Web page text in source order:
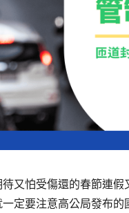
又怕受傷還的春節連
定要注意高公局發布